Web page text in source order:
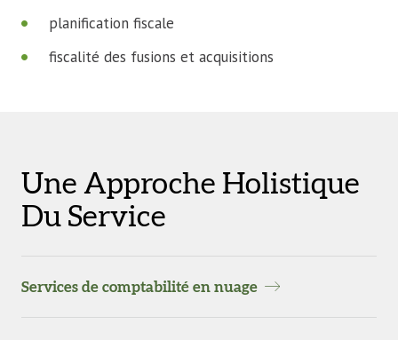
planification fiscale
fiscalité des fusions et acquisitions
Une Approche Holistique
Du Service
Services de comptabilité en nuage